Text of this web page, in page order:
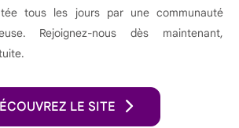
tous les jours par une communauté
Rejoignez-nous dès maintenant,
LE SITE